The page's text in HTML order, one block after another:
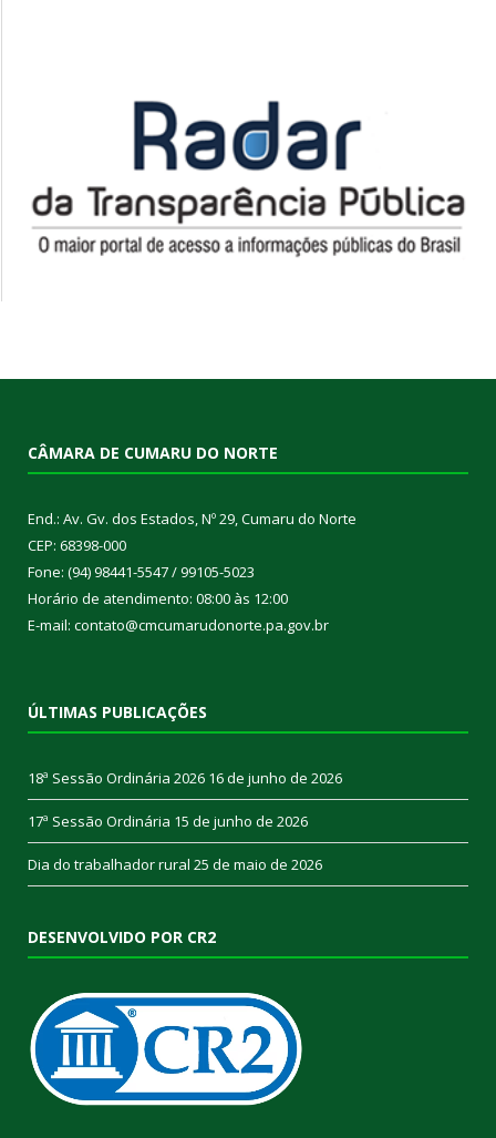
CÂMARA DE CUMARU DO NORTE
End.: Av. Gv. dos Estados, Nº 29, Cumaru do Norte
CEP: 68398-000
Fone: (94) 98441-5547 / 99105-5023
Horário de atendimento: 08:00 às 12:00
E-mail: contato@cmcumarudonorte.pa.gov.br
ÚLTIMAS PUBLICAÇÕES
18ª Sessão Ordinária 2026 16 de junho de 2026
17ª Sessão Ordinária 15 de junho de 2026
Dia do trabalhador rural 25 de maio de 2026
DESENVOLVIDO POR CR2